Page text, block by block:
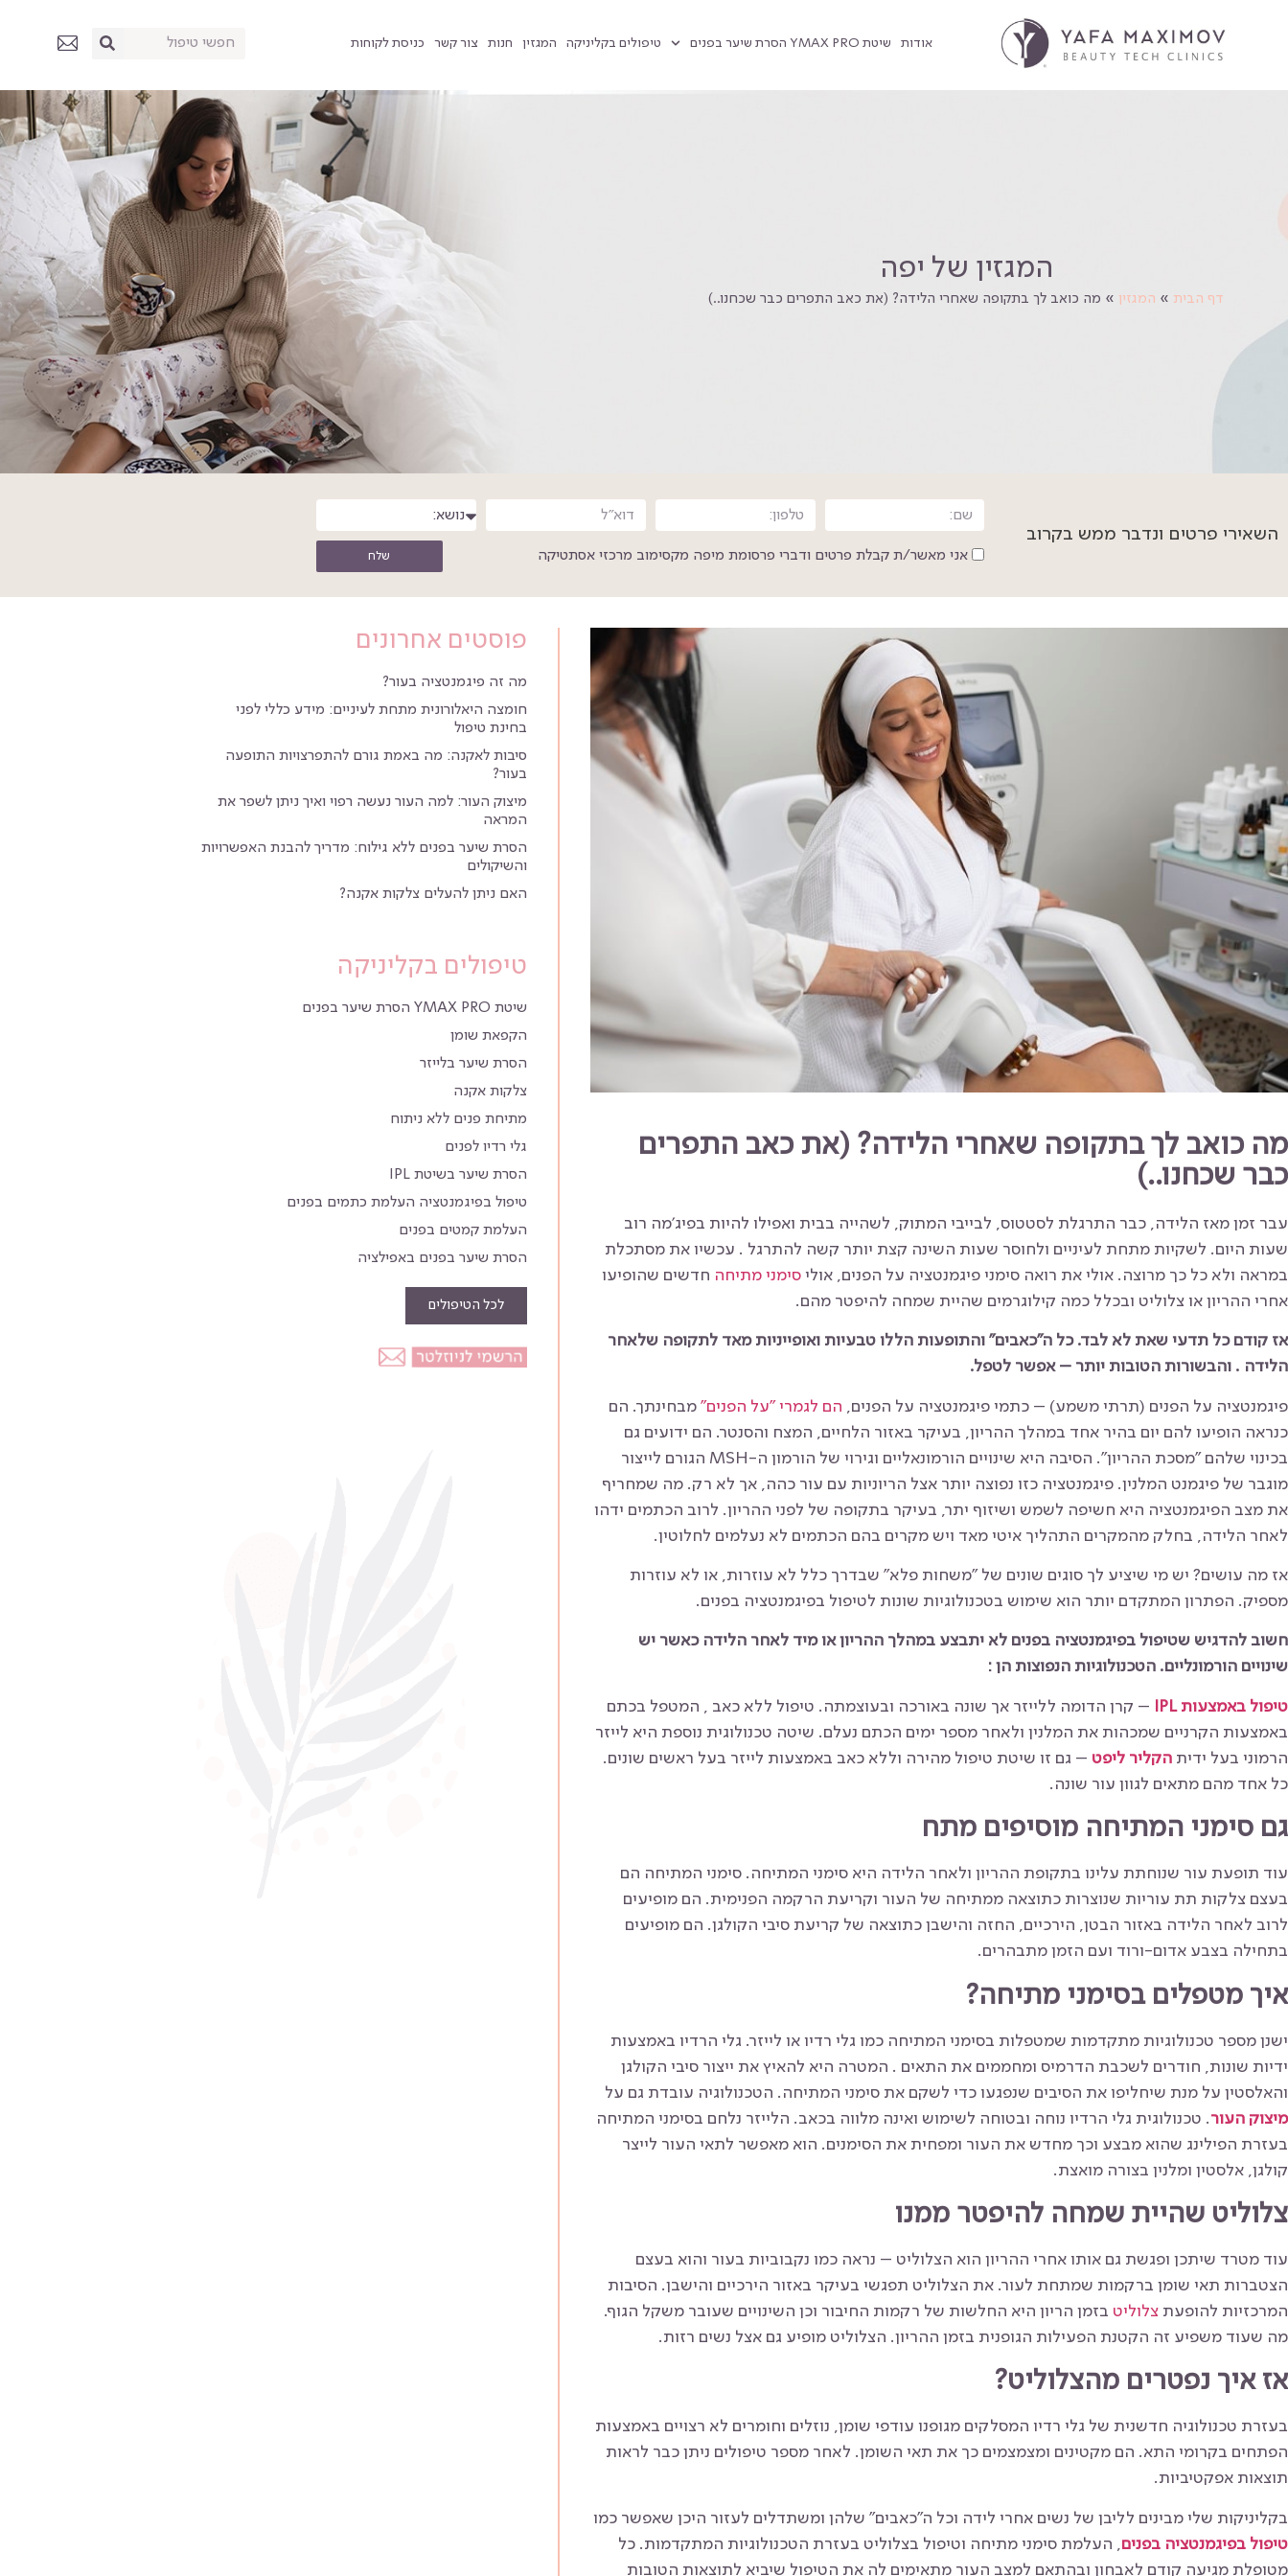
אודות שיטת YMAX PRO הסרת שיער בפנים טיפולים בקליניקה המגזין חנות צור קשר כניסת לקוחות
המגזין של יפה
דף הבית » המגזין » מה כואב לך בתקופה שאחרי הלידה? (את כאב התפרים כבר שכחנו..)
השאירי פרטים ונדבר ממש בקרוב
אני מאשר/ת קבלת פרטים ודברי פרסומת מיפה מקסימוב מרכזי אסתטיקה שלח
מה כואב לך בתקופה שאחרי הלידה? (את כאב התפרים
כבר שכחנו..)
עבר זמן מאז הלידה, כבר התרגלת לסטטוס, לבייבי המתוק, לשהייה בבית ואפילו להיות בפיג'מה רוב
שעות היום. לשקיות מתחת לעיניים ולחוסר שעות השינה קצת יותר קשה להתרגל . עכשיו את מסתכלת
במראה ולא כל כך מרוצה. אולי את רואה סימני פיגמנטציה על הפנים, אולי סימני מתיחה חדשים שהופיעו
אחרי ההריון או צלוליט ובכלל כמה קילוגרמים שהיית שמחה להיפטר מהם.
אז קודם כל תדעי שאת לא לבד. כל ה"כאבים" והתופעות הללו טבעיות ואופייניות מאד לתקופה שלאחר
הלידה . והבשורות הטובות יותר – אפשר לטפל.
פיגמנטציה על הפנים (תרתי משמע) – כתמי פיגמנטציה על הפנים, הם לגמרי "על הפנים" מבחינתך. הם
כנראה הופיעו להם יום בהיר אחד במהלך ההריון, בעיקר באזור הלחיים, המצח והסנטר. הם ידועים גם
בכינוי שלהם "מסכת ההריון". הסיבה היא שינויים הורמונאליים וגירוי של הורמון ה-MSH הגורם לייצור
מוגבר של פיגמנט המלנין. פיגמנטציה כזו נפוצה יותר אצל הריוניות עם עור כהה, אך לא רק. מה שמחריף
את מצב הפיגמנטציה היא חשיפה לשמש ושיזוף יתר, בעיקר בתקופה של לפני ההריון. לרוב הכתמים ידהו
לאחר הלידה, בחלק מהמקרים התהליך איטי מאד ויש מקרים בהם הכתמים לא נעלמים לחלוטין.
אז מה עושים? יש מי שיציע לך סוגים שונים של "משחות פלא" שבדרך כלל לא עוזרות, או לא עוזרות
מספיק. הפתרון המתקדם יותר הוא שימוש בטכנולוגיות שונות לטיפול בפיגמנטציה בפנים.
חשוב להדגיש שטיפול בפיגמנטציה בפנים לא יתבצע במהלך ההריון או מיד לאחר הלידה כאשר יש
שינויים הורמונליים. הטכנולוגיות הנפוצות הן :
טיפול באמצעות IPL
– קרן הדומה ללייזר אך שונה באורכה ובעוצמתה. טיפול ללא כאב , המטפל בכתם
באמצעות הקרניים שמכהות את המלנין ולאחר מספר ימים הכתם נעלם. שיטה טכנולוגית נוספת היא לייזר
הרמוני בעל ידית הקליר ליפט – גם זו שיטת טיפול מהירה וללא כאב באמצעות לייזר בעל ראשים שונים.
כל אחד מהם מתאים לגוון עור שונה.
גם סימני המתיחה מוסיפים מתח
עוד תופעת עור שנוחתת עלינו בתקופת ההריון ולאחר הלידה היא סימני המתיחה. סימני המתיחה הם
בעצם צלקות תת עוריות שנוצרות כתוצאה ממתיחה של העור וקריעת הרקמה הפנימית. הם מופיעים
לרוב לאחר הלידה באזור הבטן, הירכיים, החזה והישבן כתוצאה של קריעת סיבי הקולגן. הם מופיעים
בתחילה בצבע אדום-ורוד ועם הזמן מתבהרים.
איך מטפלים בסימני מתיחה?
ישנן מספר טכנולוגיות מתקדמות שמטפלות בסימני המתיחה כמו גלי רדיו או לייזר. גלי הרדיו באמצעות
ידיות שונות, חודרים לשכבת הדרמיס ומחממים את התאים . המטרה היא להאיץ את ייצור סיבי הקולגן
והאלסטין על מנת שיחליפו את הסיבים שנפגעו כדי לשקם את סימני המתיחה. הטכנולוגיה עובדת גם על
מיצוק העור. טכנולוגית גלי הרדיו נוחה ובטוחה לשימוש ואינה מלווה בכאב. הלייזר נלחם בסימני המתיחה
בעזרת הפילינג שהוא מבצע וכך מחדש את העור ומפחית את הסימנים. הוא מאפשר לתאי העור לייצר
קולגן, אלסטין ומלנין בצורה מואצת.
צלוליט שהיית שמחה להיפטר ממנו
עוד מטרד שיתכן ופגשת גם אותו אחרי ההריון הוא הצלוליט – נראה כמו נקבוביות בעור והוא בעצם
הצטברות תאי שומן ברקמות שמתחת לעור. את הצלוליט תפגשי בעיקר באזור הירכיים והישבן. הסיבות
המרכזיות להופעת צלוליט בזמן הריון היא החלשות של רקמות החיבור וכן השינויים שעובר משקל הגוף.
מה שעוד משפיע זה הקטנת הפעילות הגופנית בזמן ההריון. הצלוליט מופיע גם אצל נשים רזות.
אז איך נפטרים מהצלוליט?
בעזרת טכנולוגיה חדשנית של גלי רדיו המסלקים מגופנו עודפי שומן, נוזלים וחומרים לא רצויים באמצעות
הפתחים בקרומי התא. הם מקטינים ומצמצמים כך את תאי השומן. לאחר מספר טיפולים ניתן כבר לראות
תוצאות אפקטיביות.
בקליניקות שלי מבינים לליבן של נשים אחרי לידה וכל ה"כאבים" שלהן ומשתדלים לעזור היכן שאפשר כמו
טיפול בפיגמנטציה בפנים, העלמת סימני מתיחה וטיפול בצלוליט בעזרת הטכנולוגיות המתקדמות. כל
מטופלת מגיעה קודם לאבחון ובהתאם למצב העור מתאימים לה את הטיפול שיביא לתוצאות הטובות
פוסטים אחרונים
מה זה פיגמנטציה בעור?
חומצה היאלורונית מתחת לעיניים: מידע כללי לפני
בחינת טיפול
סיבות לאקנה: מה באמת גורם להתפרצויות התופעה
בעור?
מיצוק העור: למה העור נעשה רפוי ואיך ניתן לשפר את
המראה
הסרת שיער בפנים ללא גילוח: מדריך להבנת האפשרויות
והשיקולים
האם ניתן להעלים צלקות אקנה?
טיפולים בקליניקה
שיטת YMAX PRO הסרת שיער בפנים
הקפאת שומן
הסרת שיער בלייזר
צלקות אקנה
מתיחת פנים ללא ניתוח
גלי רדיו לפנים
הסרת שיער בשיטת IPL
טיפול בפיגמנטציה העלמת כתמים בפנים
העלמת קמטים בפנים
הסרת שיער בפנים באפילציה
לכל הטיפולים